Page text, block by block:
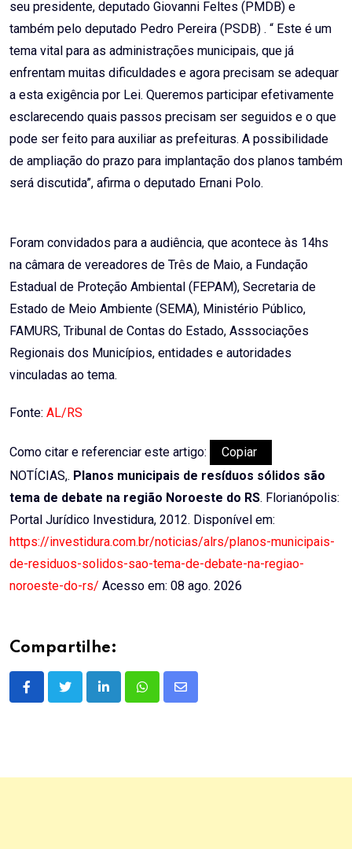
seu presidente, deputado Giovanni Feltes (PMDB) e
também pelo deputado Pedro Pereira (PSDB) . “ Este é um
tema vital para as administrações municipais, que já
enfrentam muitas dificuldades e agora precisam se adequar
a esta exigência por Lei. Queremos participar efetivamente
esclarecendo quais passos precisam ser seguidos e o que
pode ser feito para auxiliar as prefeituras. A possibilidade
de ampliação do prazo para implantação dos planos também
será discutida”, afirma o deputado Ernani Polo.
Foram convidados para a audiência, que acontece às 14hs
na câmara de vereadores de Três de Maio, a Fundação
Estadual de Proteção Ambiental (FEPAM), Secretaria de
Estado de Meio Ambiente (SEMA), Ministério Público,
FAMURS, Tribunal de Contas do Estado, Asssociações
Regionais dos Municípios, entidades e autoridades
vinculadas ao tema.
Fonte: AL/RS
Como citar e referenciar este artigo:
Copiar
NOTÍCIAS,. Planos municipais de resíduos sólidos são
tema de debate na região Noroeste do RS. Florianópolis:
Portal Jurídico Investidura, 2012. Disponível em:
https://investidura.com.br/noticias/alrs/planos-municipais-
de-residuos-solidos-sao-tema-de-debate-na-regiao-
noroeste-do-rs/ Acesso em: 08 ago. 2026
Compartilhe:
LinkedInWhatsappShare